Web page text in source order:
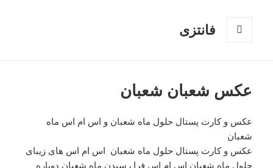
فانتزی
عکس شعبان شعبان
عکس و کارت پستال حلول ماه شعبان و اس ام اس ماه
شعبان
عکس و کارت پستال حلول ماه شعبان اس ام اس های زیبای
حلول ماه شعبان اس ام اس فرا رسیدن ماه شعبان دوباره